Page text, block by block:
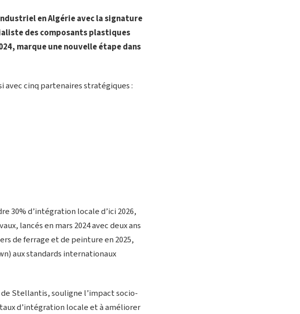
en Algérie avec la signature
des composants plastiques
marque une nouvelle étape dans
avec cinq partenaires stratégiques :
30% d’intégration locale d’ici 2026,
lancés en mars 2024 avec deux ans
de ferrage et de peinture en 2025,
aux standards internationaux
Stellantis, souligne l’impact socio-
d’intégration locale et à améliorer